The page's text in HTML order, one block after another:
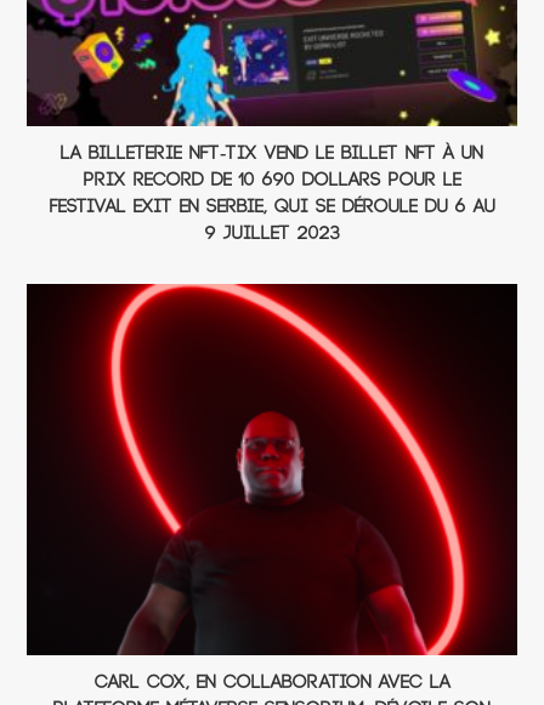
La billeterie NFT-TiX vend le billet NFT à un
prix record de 10 690 dollars pour le
festival EXIT en Serbie, qui se déroule du 6 au
9 juillet 2023
Carl Cox, en collaboration avec la